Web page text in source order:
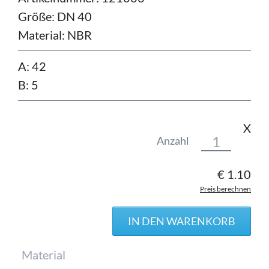
Größe: DN 40
Material: NBR
A: 42
B: 5
Anzahl
X
€ 1.10
Preis berechnen
Pflichtfeld
Material